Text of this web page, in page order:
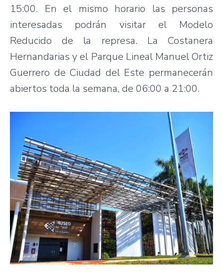
15:00. En el mismo horario las personas
interesadas podrán visitar el Modelo
Reducido de la represa. La Costanera
Hernandarias y el Parque Lineal Manuel Ortiz
Guerrero de Ciudad del Este permanecerán
abiertos toda la semana, de 06:00 a 21:00.